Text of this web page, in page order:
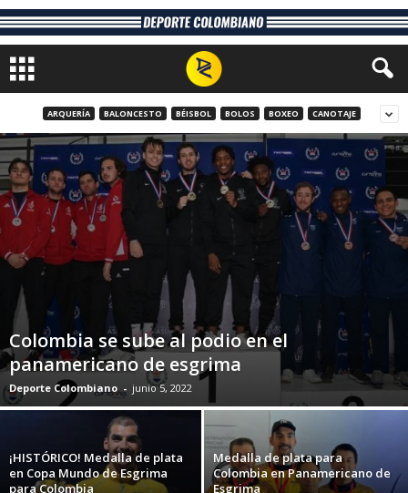
ARQUERÍA BALONCESTO BÉISBOL BOLOS BOXEO CANOTAJE
Colombia se sube al podio en el
panamericano de esgrima
Deporte Colombiano - junio 5, 2022
¡HISTÓRICO! Medalla de plata
en Copa Mundo de Esgrima
para Colombia
Medalla de plata para
Colombia en Panamericano de
Esgrima